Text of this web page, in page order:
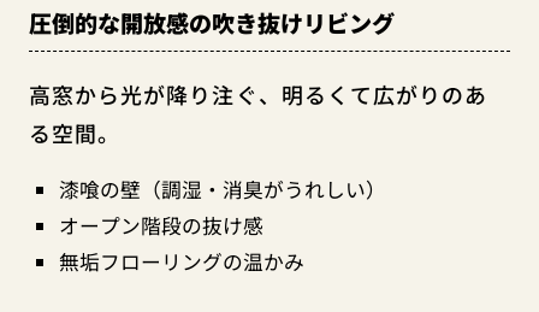
圧倒的な開放感の吹き抜けリビング
高窓から光が降り注ぐ、明るくて広がりのあ
る空間。
漆喰の壁（調湿・消臭がうれしい）
オープン階段の抜け感
無垢フローリングの温かみ